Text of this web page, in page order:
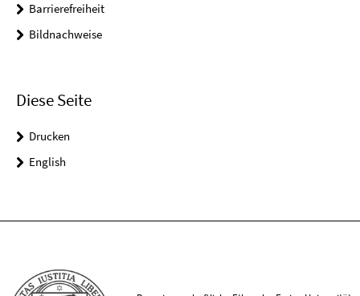
Barrierefreiheit
Bildnachweise
Diese Seite
Drucken
English